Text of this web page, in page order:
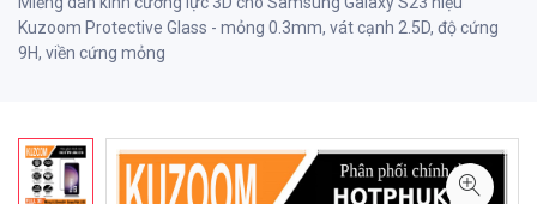
Kuzoom Protective Glass - mỏng 0.3mm, vát cạnh 2.5D, độ cứng
9H, viền cứng mỏng